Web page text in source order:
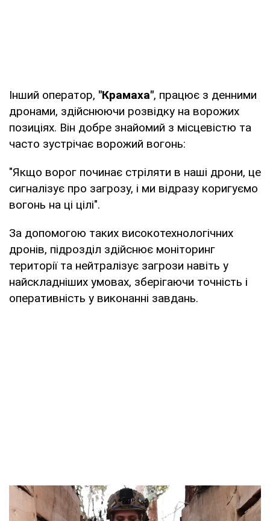
Інший оператор, "Крамаха", працює з денними
дронами, здійснюючи розвідку на ворожих
позиціях. Він добре знайомий з місцевістю та
часто зустрічає ворожий вогонь:
"Якщо ворог починає стріляти в наші дрони, це
сигналізує про загрозу, і ми відразу коригуємо
вогонь на ці цілі".
За допомогою таких високотехнологічних
дронів, підрозділ здійснює моніторинг
території та нейтралізує загрози навіть у
найскладніших умовах, зберігаючи точність і
оперативність у виконанні завдань.